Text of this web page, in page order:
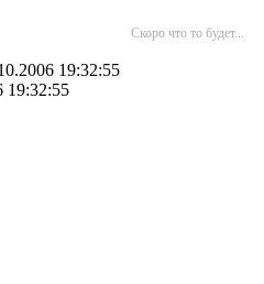
Скоро что то будет...
19:32:55
19:32:55